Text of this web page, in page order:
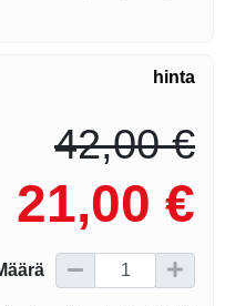
hinta
42,00 €
21,00 €